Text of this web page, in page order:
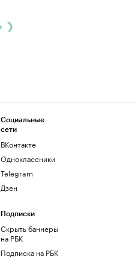
Социальные
сети
ВКонтакте
Одноклассники
Telegram
Дзен
Подписки
Скрыть баннеры
на РБК
Подписка на РБК